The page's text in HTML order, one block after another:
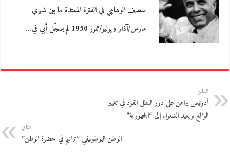
منصف الوهايبي في الفترة الممتدة ما بين شهري
مارس/آذار ويوليو/تموز 1950 لم يسجّل أبي في…
السابق
أدونيس يراهن على دور البطل الفرد في تغيير
الواقع ويعيد الشعراء إلى “الجمهورية”
التالي
الوطن اليوطوبيفي “ترانيم في حضرة الوطن”